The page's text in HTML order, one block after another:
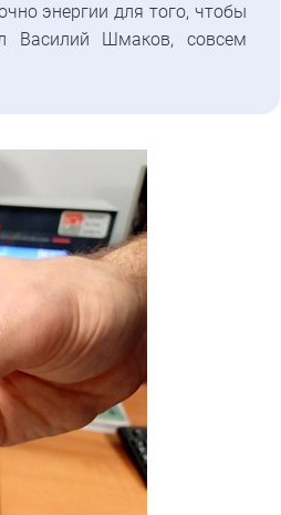
энергии для того, чтобы
Василий Шмаков, совсем